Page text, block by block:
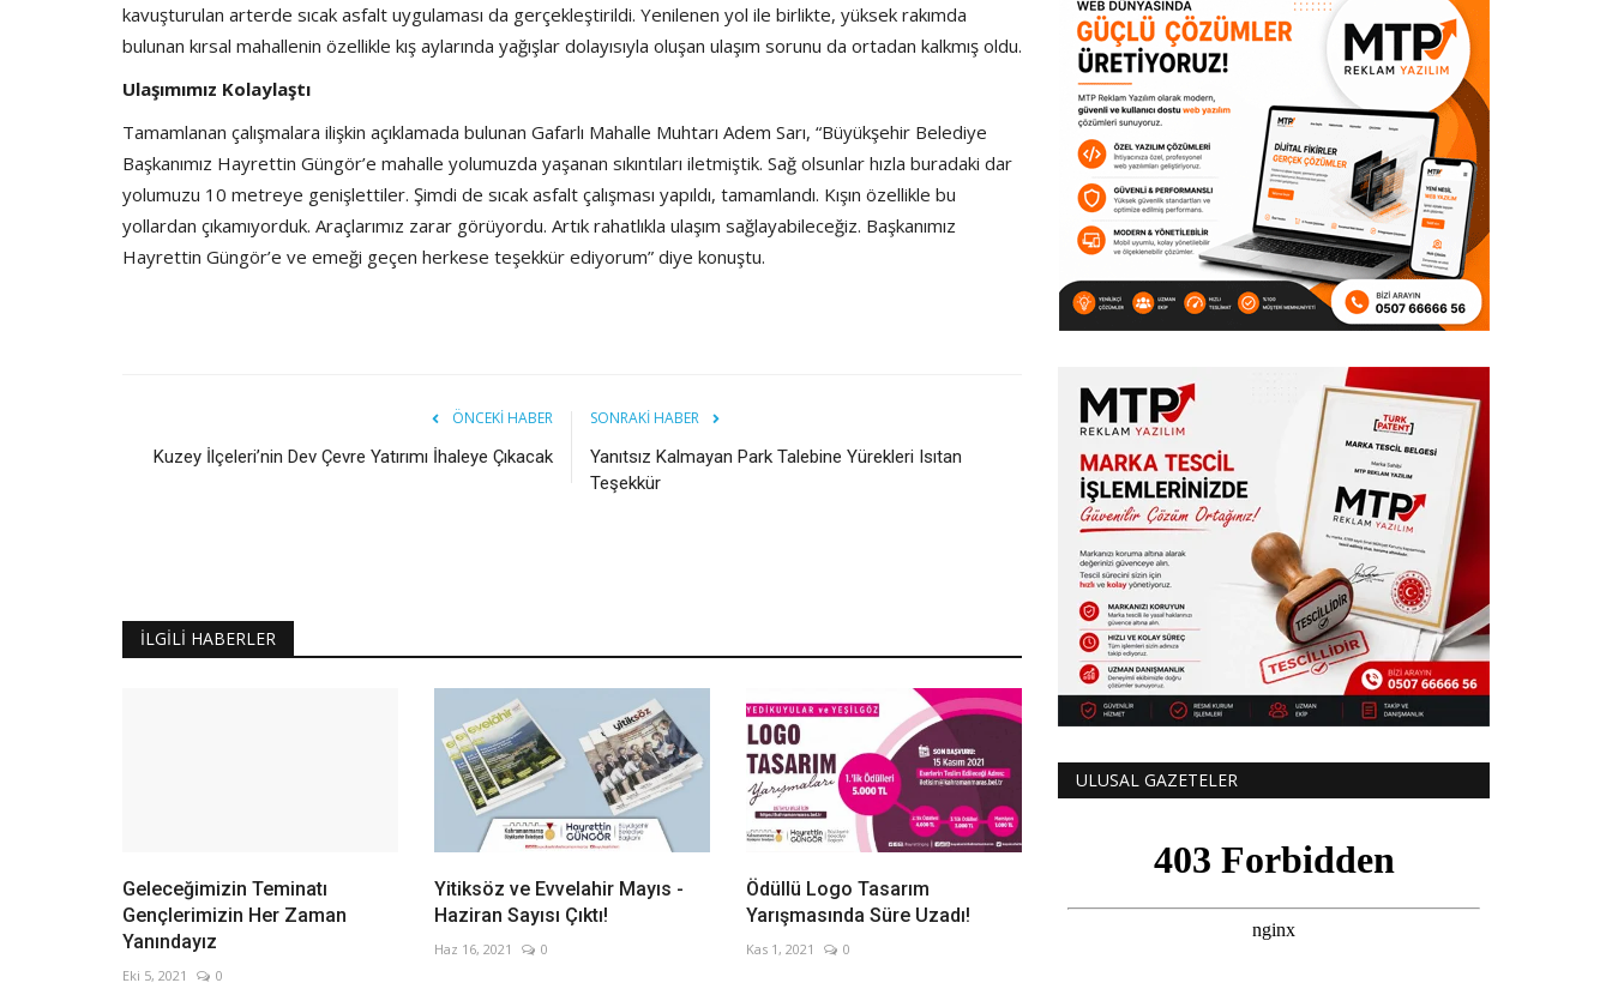
kavuşturulan arterde sıcak asfalt uygulaması da gerçekleştirildi. Yenilenen yol ile birlikte, yüksek rakımda
bulunan kırsal mahallenin özellikle kış aylarında yağışlar dolayısıyla oluşan ulaşım sorunu da ortadan kalkmış oldu.
Ulaşımımız Kolaylaştı
Tamamlanan çalışmalara ilişkin açıklamada bulunan Gafarlı Mahalle Muhtarı Adem Sarı, “Büyükşehir Belediye
Başkanımız Hayrettin Güngör’e mahalle yolumuzda yaşanan sıkıntıları iletmiştik. Sağ olsunlar hızla buradaki dar
yolumuzu 10 metreye genişlettiler. Şimdi de sıcak asfalt çalışması yapıldı, tamamlandı. Kışın özellikle bu
yollardan çıkamıyorduk. Araçlarımız zarar görüyordu. Artık rahatlıkla ulaşım sağlayabileceğiz. Başkanımız
Hayrettin Güngör’e ve emeği geçen herkese teşekkür ediyorum” diye konuştu.
ÖNCEKI HABER
Kuzey İlçeleri’nin Dev Çevre Yatırımı İhaleye Çıkacak
SONRAKI HABER
Yanıtsız Kalmayan Park Talebine Yürekleri Isıtan
Teşekkür
İLGILI HABERLER
Geleceğimizin Teminatı
Gençlerimizin Her Zaman
Yanındayız
Eki 5, 2021 0
Yitiksöz ve Evvelahir Mayıs -
Haziran Sayısı Çıktı!
Haz 16, 2021 0
Ödüllü Logo Tasarım
Yarışmasında Süre Uzadı!
Kas 1, 2021 0
ULUSAL GAZETELER